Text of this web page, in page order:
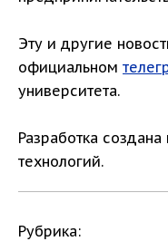
Эту и другие
официальном
университета.
Разработка
технологий.
Рубрика: